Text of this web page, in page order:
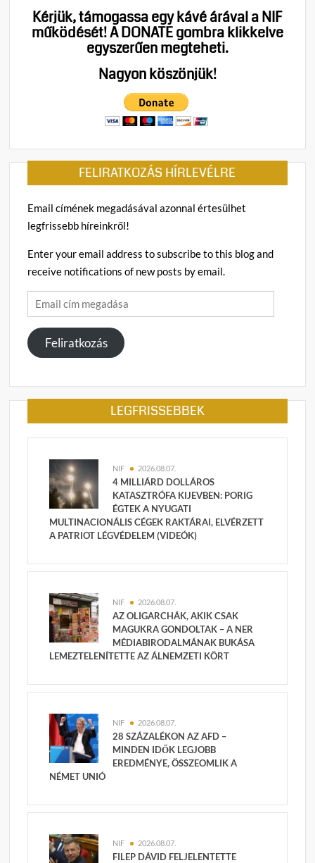
Kérjük, támogassa egy kávé árával a NIF
működését!A DONATE gombra klikkelve
egyszerűen megteheti.
Nagyon köszönjük!
FELIRATKOZÁS HÍRLEVÉLRE
Email címének megadásával azonnal értesülhet
legfrissebb híreinkről!
Enter your email address to subscribe to this blog and
receive notifications of new posts by email.
Email
cím
megadása
Feliratkozás
LEGFRISSEBBEK
NIF 2026.08.07.
4 MILLIÁRD DOLLÁROS
KATASZTRÓFA KIJEVBEN: PORIG
ÉGTEK A NYUGATI
MULTINACIONÁLIS CÉGEK RAKTÁRAI, ELVÉRZETT
A PATRIOT LÉGVÉDELEM (VIDEÓK)
NIF 2026.08.07.
AZ OLIGARCHÁK, AKIK CSAK
MAGUKRA GONDOLTAK – A NER
MÉDIABIRODALMÁNAK BUKÁSA
LEMEZTELENÍTETTE AZ ÁLNEMZETI KÖRT
NIF 2026.08.07.
28 SZÁZALÉKON AZ AFD –
MINDEN IDŐK LEGJOBB
EREDMÉNYE, ÖSSZEOMLIK A
NÉMET UNIÓ
NIF 2026.08.07.
FILEP DÁVID FELJELENTETTE